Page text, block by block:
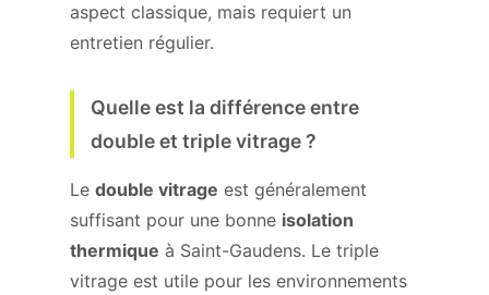
aspect classique, mais requiert un
entretien régulier.
Quelle est la différence entre
double et triple vitrage ?
Le double vitrage est généralement
suffisant pour une bonne isolation
thermique à Saint-Gaudens. Le triple
vitrage est utile pour les environnements